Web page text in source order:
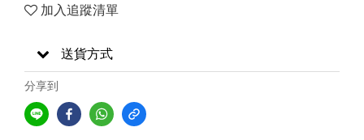
加入追蹤清單
送貨方式
分享到